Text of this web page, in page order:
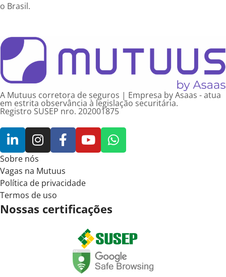
o Brasil.
A Mutuus corretora de seguros | Empresa by Asaas - atua
em estrita observância à legislação securitária.
Registro SUSEP nro. 202001875
Sobre nós
Vagas na Mutuus
Política de privacidade
Termos de uso
Nossas certificações